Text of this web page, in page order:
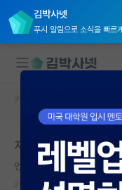
김박사넷
푸시 알림으로 소식을 빠르게
대학원생 모집
국내대학원 정보
연구실&오픈랩
커뮤니티 홈
자퇴할지말지 고민입
언짢은 앨런 튜링
2021.05.19 8 3994